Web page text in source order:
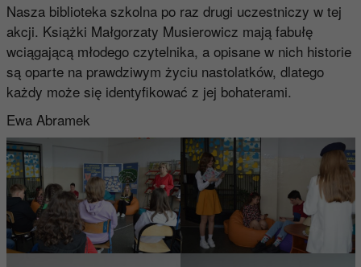
Nasza biblioteka szkolna po raz drugi uczestniczy w tej
akcji. Książki Małgorzaty Musierowicz mają fabułę
wciągającą młodego czytelnika, a opisane w nich historie
są oparte na prawdziwym życiu nastolatków, dlatego
każdy może się identyfikować z jej bohaterami.
Ewa Abramek